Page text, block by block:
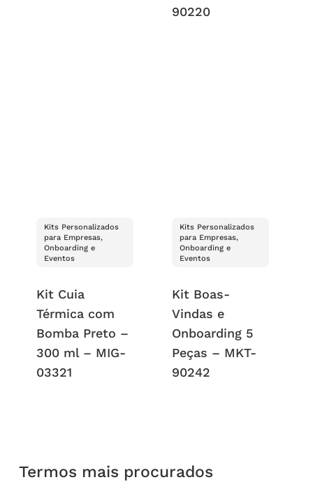
90220
Kits Personalizados
para Empresas,
Onboarding e
Eventos
Kit Cuia
Térmica com
Bomba Preto –
300 ml – MIG-
03321
Kits Personalizados
para Empresas,
Onboarding e
Eventos
Kit Boas-
Vindas e
Onboarding 5
Peças – MKT-
90242
Termos mais procurados